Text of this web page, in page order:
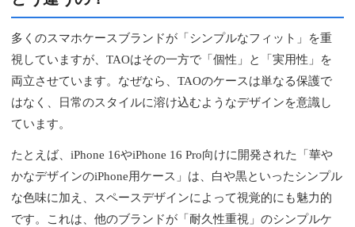
多くのスマホケースブランドが「シンプルなフィット」を重
視していますが、TAOはその一方で「個性」と「実用性」を
両立させています。なぜなら、TAOのケースは単なる保護で
はなく、日常のスタイルに溶け込むようなデザインを意識し
ています。
たとえば、iPhone 16やiPhone 16 Pro向けに開発された「華や
かなデザインのiPhone用ケース」は、白や黒といったシンプル
な色味に加え、スペースデザインによって視覚的にも魅力的
です。これは、他のブランドが「耐久性重視」のシンプルケ